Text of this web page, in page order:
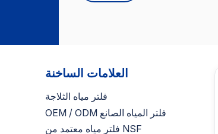
العلامات الساخنة
فلتر مياه الثلاجة
OEM / ODM فلتر المياه الصانع
فلتر مياه معتمد من NSF